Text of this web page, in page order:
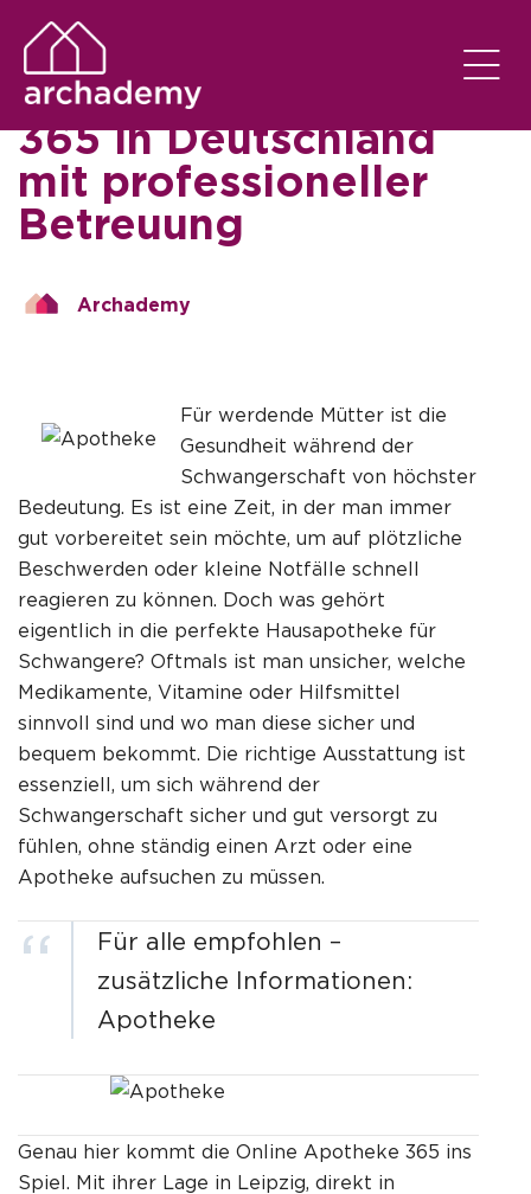
SEM CATEGORIA
Online Apotheke
365 in Deutschland
mit professioneller
Betreuung
Archademy
Für werdende Mütter ist die
Gesundheit während der
Schwangerschaft von höchster
Bedeutung. Es ist eine Zeit, in der man immer
gut vorbereitet sein möchte, um auf plötzliche
Beschwerden oder kleine Notfälle schnell
reagieren zu können. Doch was gehört
eigentlich in die perfekte Hausapotheke für
Schwangere? Oftmals ist man unsicher, welche
Medikamente, Vitamine oder Hilfsmittel
sinnvoll sind und wo man diese sicher und
bequem bekommt. Die richtige Ausstattung ist
essenziell, um sich während der
Schwangerschaft sicher und gut versorgt zu
fühlen, ohne ständig einen Arzt oder eine
Apotheke aufsuchen zu müssen.
Für alle empfohlen –
zusätzliche Informationen:
Apotheke
Genau hier kommt die Online Apotheke 365 ins
Spiel. Mit ihrer Lage in Leipzig, direkt in